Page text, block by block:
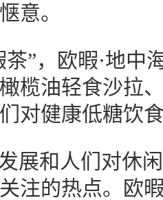
意。
茶”，欧暇·地
榄油轻食沙拉
对健康低糖饮
展和人们对休
注的热点。欧